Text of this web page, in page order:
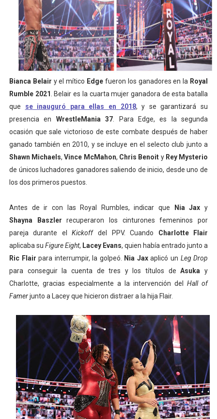
Mundial de piragüismo slalom 2026 (Oklahoma City,
Tour de Francia masculino 2026 - Tadej Pogacar
Mundial de Fórmula 1 2026 - Lando Norris consigue
Copa del Mundo femenina 2026 - Estados Unidos
Campeonato de Europa de saltos 2026 (París,
Bianca Belair y el mítico Edge fueron los ganadores en la Royal
Rumble 2021
. Belair es la cuarta mujer ganadora de esta batalla
que se inauguró para ellas en 2018, y se garantizará su
presencia en WrestleMania 37 . Para Edge, es la segunda
ocasión que sale victorioso de este combate después de haber
ganado también en 2010, y se incluye en el selecto club junto a
Shawn Michaels,Vince McMahon, Chris Benoit y Rey Mysterio
de únicos luchadores ganadores saliendo de inicio, desde uno de
los dos primeros puestos.
Antes de ir con las Royal Rumbles, indicar que Nia Jax y
Shayna Baszler recuperaron los cinturones femeninos por
pareja durante elKickoffdel PPV. Cuando Charlotte Flair
aplicaba su Figure Eight, Lacey Evans, quien había entrado junto a
Ric Flair para interrumpir, la golpeó. Nia Jaxaplicó un Leg Drop
para conseguir la cuenta de tres y los títulos deAsukay
Charlotte, gracias especialmente a la intervención delHall of
Famerjunto a Lacey que hicieron distraer a la hija Flair.